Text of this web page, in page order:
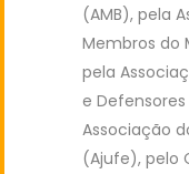
(AMB), pela
Membros do
pela
e
Associação
(Ajufe), pelo